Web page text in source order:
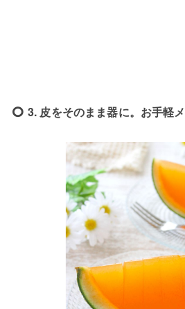
3. 皮をそのまま器に。お手軽